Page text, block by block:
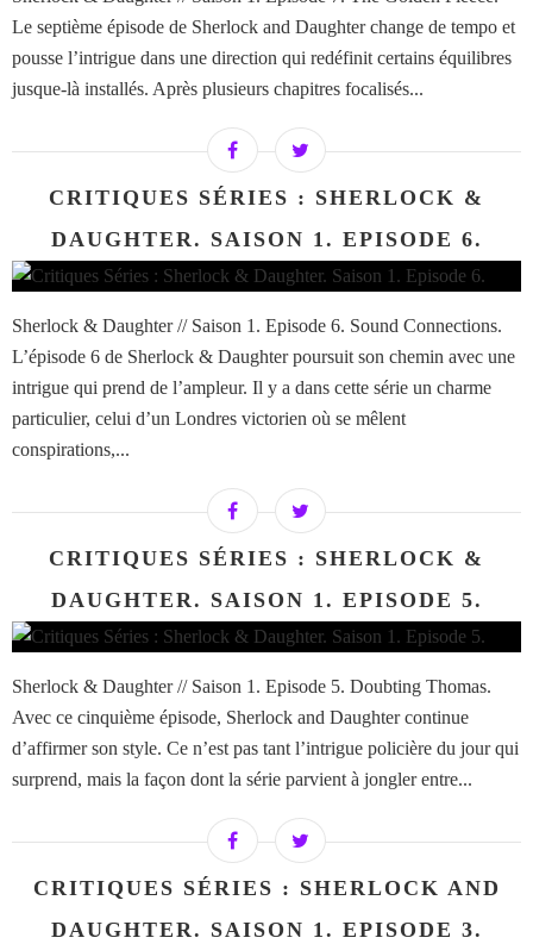
Le septième épisode de Sherlock and Daughter change de tempo et
pousse l’intrigue dans une direction qui redéfinit certains équilibres
jusque-là installés. Après plusieurs chapitres focalisés...
CRITIQUES SÉRIES : SHERLOCK &
DAUGHTER. SAISON 1. EPISODE 6.
Sherlock & Daughter // Saison 1. Episode 6. Sound Connections.
L’épisode 6 de Sherlock & Daughter poursuit son chemin avec une
intrigue qui prend de l’ampleur. Il y a dans cette série un charme
particulier, celui d’un Londres victorien où se mêlent
conspirations,...
CRITIQUES SÉRIES : SHERLOCK &
DAUGHTER. SAISON 1. EPISODE 5.
Sherlock & Daughter // Saison 1. Episode 5. Doubting Thomas.
Avec ce cinquième épisode, Sherlock and Daughter continue
d’affirmer son style. Ce n’est pas tant l’intrigue policière du jour qui
surprend, mais la façon dont la série parvient à jongler entre...
CRITIQUES SÉRIES : SHERLOCK AND
DAUGHTER. SAISON 1. EPISODE 3.